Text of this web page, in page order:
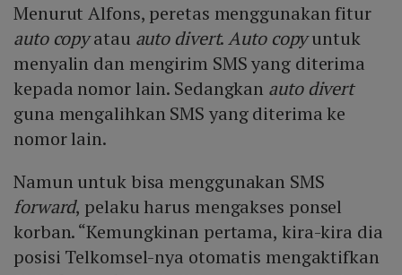
Menurut Alfons, peretas menggunakan fitur
auto copyatau auto divert.Auto copyuntuk
menyalin dan mengirim SMS yang diterima
kepada nomor lain. Sedangkan auto divert
guna mengalihkan SMS yang diterima ke
nomor lain.
Namun untuk bisa menggunakan SMS
forward, pelaku harus mengakses ponsel
korban. “Kemungkinan pertama, kira-kira dia
posisi Telkomsel-nya otomatis mengaktifkan